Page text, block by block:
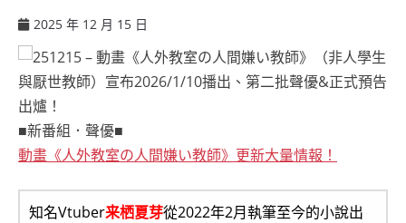
2025 年 12 月 15 日
■新番組．聲優■
動畫《人外教室の人間嫌い教師》更新大量情報！
知名Vtuber来栖夏芽從2022年2月執筆至今的小說出